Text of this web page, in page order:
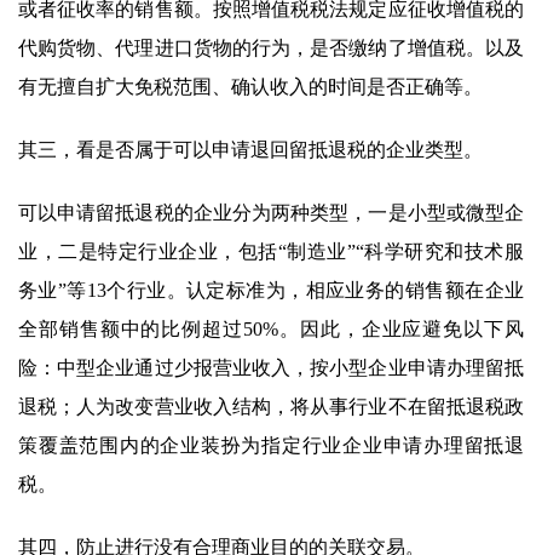
或者征收率的销售额。按照增值税税法规定应征收增值税的
代购货物、代理进口货物的行为，是否缴纳了增值税。以及
有无擅自扩大免税范围、确认收入的时间是否正确等。
其三，看是否属于可以申请退回留抵退税的企业类型。
可以申请留抵退税的企业分为两种类型，一是小型或微型企
业，二是特定行业企业，包括“制造业”“科学研究和技术服
务业”等13个行业。认定标准为，相应业务的销售额在企业
全部销售额中的比例超过50%。因此，企业应避免以下风
险：中型企业通过少报营业收入，按小型企业申请办理留抵
退税；人为改变营业收入结构，将从事行业不在留抵退税政
策覆盖范围内的企业装扮为指定行业企业申请办理留抵退
税。
其四，防止进行没有合理商业目的的关联交易。